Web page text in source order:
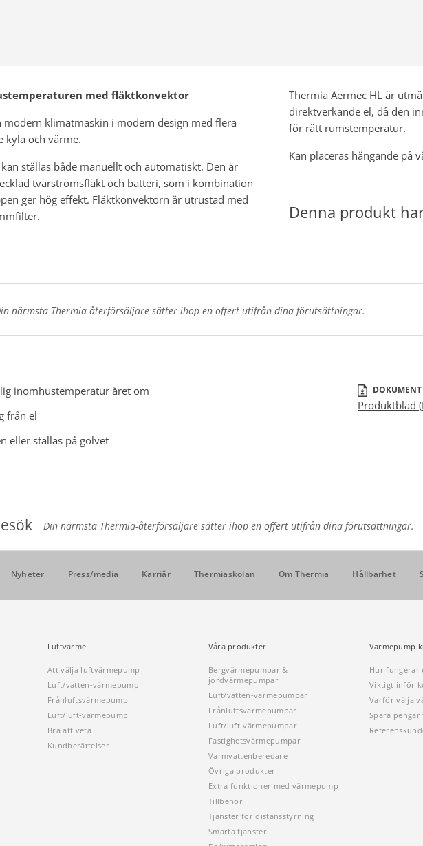
med fläktkonvektor
modern klimatmaskin i modern design med flera
kyla och värme.
ställas både manuellt och automatiskt. Den är
tvärströmsfläkt och batteri, som i kombination
ger hög effekt. Fläktkonvektorn är utrustad med
Thermia Aermec HL är
direktverkande el, då den
för rätt rumstemperatur.
Kan placeras hängande på
Denna produkt
närmsta Thermia-återförsäljare sätter ihop en offert utifrån dina förutsättningar.
inomhustemperatur året om
från el
eller ställas på golvet
DOKUMENT
Produktblad
Din närmsta Thermia-återförsäljare sätter ihop en offert utifrån dina förutsättningar.
Nyheter Press/media Karriär Thermiaskolan Om Thermia Hållbarhet
Luftvärme
Att välja luftvärmepump
Luft/vatten-värmepump
Frånluftsvärmepump
Luft/luft-värmepump
Bra att veta
Kundberättelser
Våra produkter
Bergvärmepumpar &
jordvärmepumpar
Luft/vatten-värmepumpar
Frånluftsvärmepumpar
Luft/luft-värmepumpar
Fastighetsvärmepumpar
Varmvattenberedare
Övriga produkter
Extra funktioner med värmepump
Tillbehör
Tjänster för distansstyrning
Smarta tjänster
Värmepump-
Hur fungerar
Viktigt inför
Varför välja
Spara